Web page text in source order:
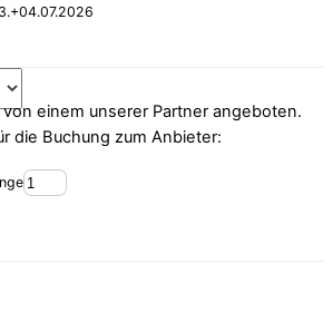
einem unserer Partner angeboten.
die Buchung zum Anbieter: